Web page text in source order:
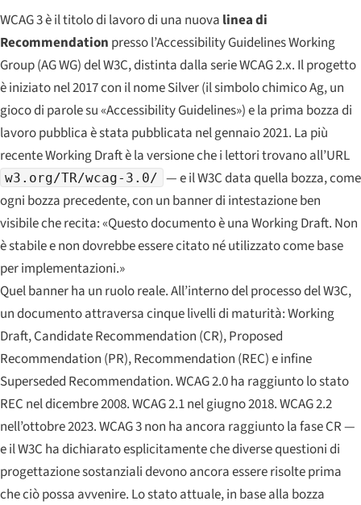
WCAG 3 è il titolo di lavoro di una nuova linea di
Recommendation presso l’Accessibility Guidelines Working
Group (AG WG) del W3C, distinta dalla serie WCAG 2.x. Il progetto
è iniziato nel 2017 con il nomeSilver(il simbolo chimico Ag, un
gioco di parole su «Accessibility Guidelines») e la prima bozza di
lavoro pubblica è stata pubblicata nel gennaio 2021. La più
recente Working Draft è la versione che i lettori trovano all’URL
w3.org/TR/wcag-3.0/ — e il W3C data quella bozza, come
ogni bozza precedente, con un banner di intestazione ben
visibile che recita: «Questo documento è una Working Draft. Non
è stabile e non dovrebbe essere citato né utilizzato come base
per implementazioni.»
Quel banner ha un ruolo reale. All’interno del processo del W3C,
un documento attraversa cinque livelli di maturità:Working
Draft,Candidate Recommendation (CR),Proposed
Recommendation (PR),Recommendation (REC) e infine
Superseded Recommendation. WCAG 2.0 ha raggiunto lo stato
REC nel dicembre 2008. WCAG 2.1 nel giugno 2018. WCAG 2.2
nell’ottobre 2023. WCAG 3 non ha ancora raggiunto la fase CR —
e il W3C ha dichiarato esplicitamente che diverse questioni di
progettazione sostanziali devono ancora essere risolte prima
che ciò possa avvenire. Lo stato attuale, in base alla bozza